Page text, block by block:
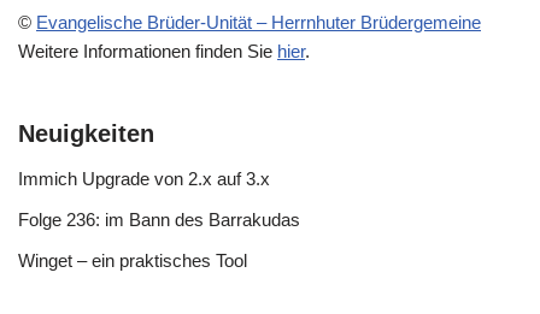
© Evangelische Brüder-Unität – Herrnhuter Brüdergemeine
Weitere Informationen finden Sie hier.
Neuigkeiten
Immich Upgrade von 2.x auf 3.x
Folge 236: im Bann des Barrakudas
Winget – ein praktisches Tool